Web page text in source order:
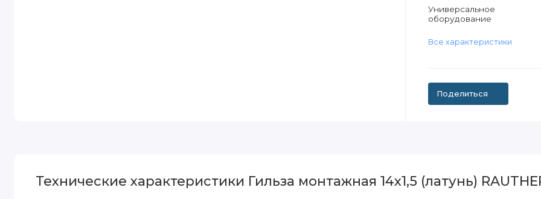
Универсальное
оборудование
Все характеристики
Поделиться
Технические характеристики Гильза монтажная 14x1,5 (латунь)